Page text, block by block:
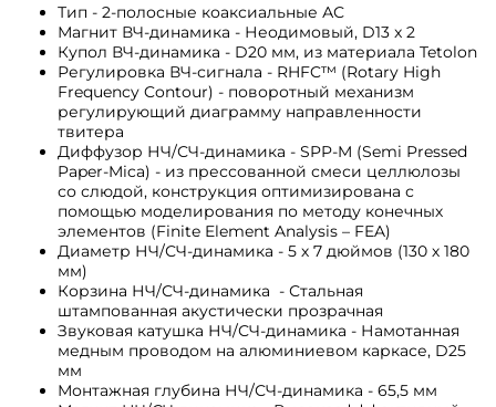
Тип - 2-полосные коаксиальные АС
Магнит ВЧ-динамика - Неодимовый, D13 x 2
Купол ВЧ-динамика - D20 мм, из материала Tetolon
Регулировка ВЧ-сигнала - RHFC™ (Rotary High
Frequency Contour) - поворотный механизм
регулирующий диаграмму направленности
твитера
Диффузор НЧ/СЧ-динамика - SPP-M (Semi Pressed
Paper-Mica) - из прессованной смеси целлюлозы
со слюдой, конструкция оптимизирована с
помощью моделирования по методу конечных
элементов (Finite Element Analysis – FEA)
Диаметр НЧ/СЧ-динамика - 5 х 7 дюймов (130 х 180
мм)
Корзина НЧ/СЧ-динамика - Стальная
штампованная акустически прозрачная
Звуковая катушка НЧ/СЧ-динамика - Намотанная
медным проводом на алюминиевом каркасе, D25
мм
Монтажная глубина НЧ/СЧ-динамика - 65,5 мм